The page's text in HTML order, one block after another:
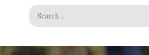
Search
for: